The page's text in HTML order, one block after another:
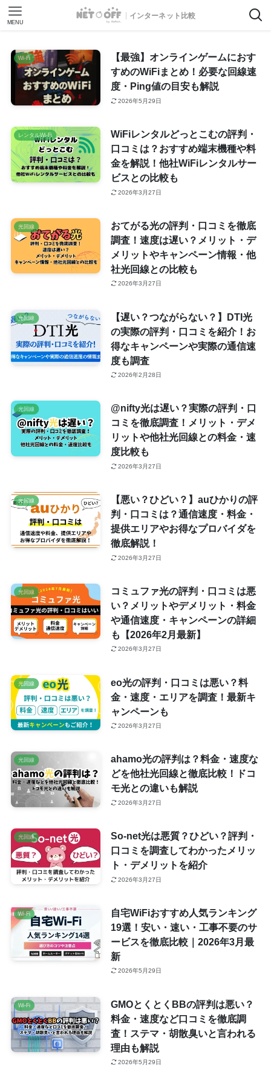
インターネット比較
MENU
Wi-Fi
【最強】オンラインゲームにおす
すめのWiFiまとめ！必要な回線速
度・Ping値の目安も解説
2026年5月29日
レンタルWi-Fi
WiFiレンタルどっとこむの評判・
口コミは？おすすめ端末機種や料
金を解説！他社WiFiレンタルサー
ビスとの比較も
2026年3月27日
光回線
おてがる光の評判・口コミを徹底
調査！速度は遅い？メリット・デ
メリットやキャンペーン情報・他
社光回線との比較も
2026年3月27日
光回線
【遅い？つながらない？】DTI光
の実際の評判・口コミを紹介！お
得なキャンペーンや実際の通信速
度も調査
2026年2月28日
光回線
@nifty光は遅い？実際の評判・口
コミを徹底調査！メリット・デメ
リットや他社光回線との料金・速
度比較も
2026年3月27日
光回線
【悪い？ひどい？】auひかりの評
判・口コミは？通信速度・料金・
提供エリアやお得なプロバイダを
徹底解説！
2026年3月27日
光回線
コミュファ光の評判・口コミは悪
い？メリットやデメリット・料金
や通信速度・キャンペーンの詳細
も【2026年2月最新】
2026年3月27日
光回線
eo光の評判・口コミは悪い？料
金・速度・エリアを調査！最新キ
ャンペーンも
2026年3月27日
光回線
ahamo光の評判は？料金・速度な
どを他社光回線と徹底比較！ドコ
モ光との違いも解説
2026年3月27日
光回線
So-net光は悪質？ひどい？評判・
口コミを調査してわかったメリッ
ト・デメリットを紹介
2026年3月27日
Wi-Fi
自宅WiFiおすすめ人気ランキング
19選！安い・速い・工事不要のサ
ービスを徹底比較｜2026年3月最
新
2026年5月29日
Wi-Fi
GMOとくとくBBの評判は悪い？
料金・速度など口コミを徹底調
査！ステマ・胡散臭いと言われる
理由も解説
2026年5月29日